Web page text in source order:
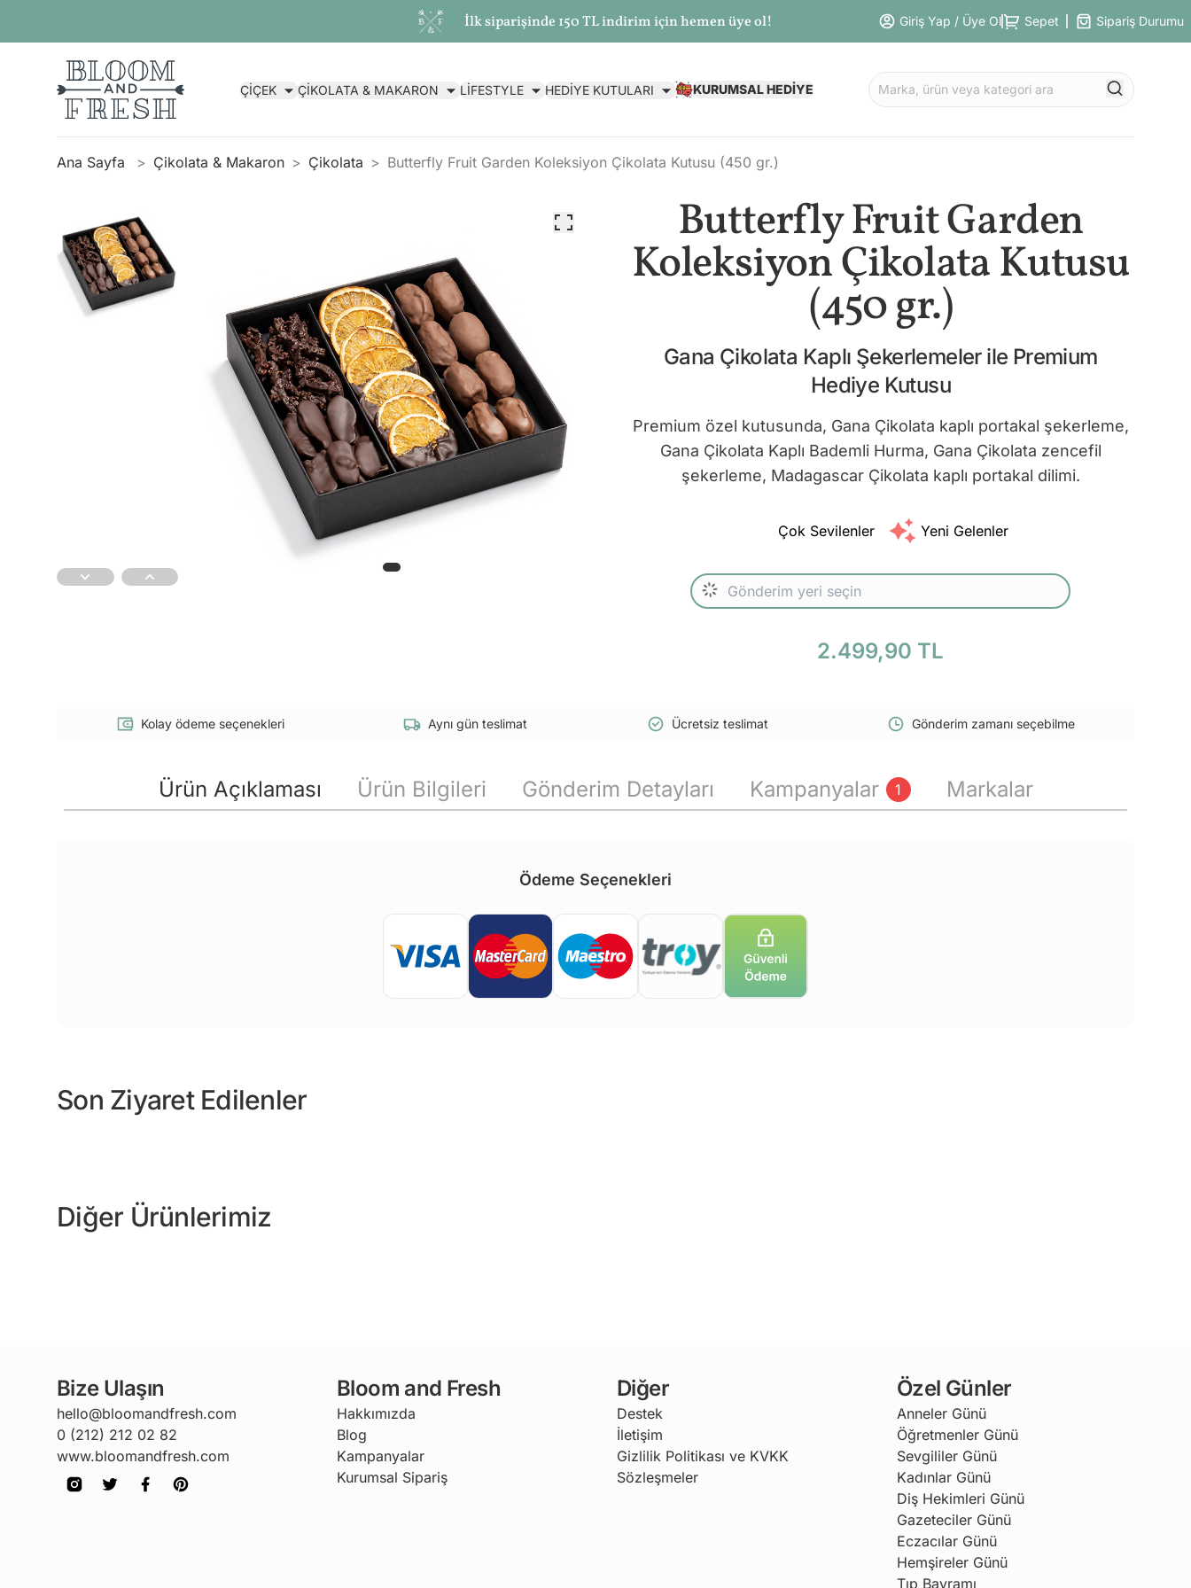
İlk siparişinde 150 TL indirim için hemen üye ol! Giriş Yap / Üye Ol Sepet Sipariş Durumu
ÇİÇEK ÇİKOLATA & MAKARON LİFESTYLE HEDİYE KUTULARI KURUMSAL HEDİYE
Ana Sayfa Çikolata & Makaron Çikolata Butterfly Fruit Garden Koleksiyon Çikolata Kutusu (450 gr.)
Butterfly Fruit Garden
Koleksiyon Çikolata Kutusu
(450 gr.)
Gana Çikolata Kaplı Şekerlemeler ile Premium
Hediye Kutusu
Premium özel kutusunda, Gana Çikolata kaplı portakal şekerleme,
Gana Çikolata Kaplı Bademli Hurma, Gana Çikolata zencefil
şekerleme, Madagascar Çikolata kaplı portakal dilimi.
Çok Sevilenler Yeni Gelenler
2.499,90 TL
Kolay ödeme seçenekleri Aynı gün teslimat Ücretsiz teslimat Gönderim zamanı seçebilme
Ürün Açıklaması Ürün Bilgileri Gönderim Detayları Kampanyalar 1 Markalar
Ödeme Seçenekleri
Son Ziyaret Edilenler
Diğer Ürünlerimiz
Bize Ulaşın
hello@bloomandfresh.com
0 (212) 212 02 82
www.bloomandfresh.com
Bloom and Fresh
Hakkımızda
Blog
Kampanyalar
Kurumsal Sipariş
Diğer
Destek
İletişim
Gizlilik Politikası ve KVKK
Sözleşmeler
Özel Günler
Anneler Günü
Öğretmenler Günü
Sevgililer Günü
Kadınlar Günü
Diş Hekimleri Günü
Gazeteciler Günü
Eczacılar Günü
Hemşireler Günü
Tıp Bayramı